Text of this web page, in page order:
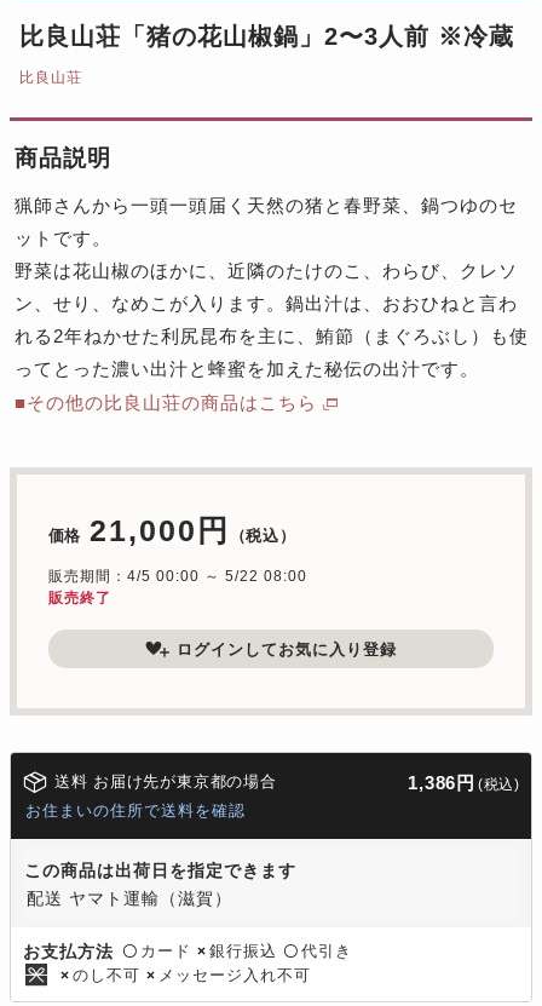
比良山荘「猪の花山椒鍋」2〜3人前 ※冷蔵
比良山荘
商品説明
猟師さんから一頭一頭届く天然の猪と春野菜、鍋つゆのセ
ットです。
野菜は花山椒のほかに、近隣のたけのこ、わらび、クレソ
ン、せり、なめこが入ります。鍋出汁は、おおひねと言わ
れる2年ねかせた利尻昆布を主に、鮪節（まぐろぶし）も使
ってとった濃い出汁と蜂蜜を加えた秘伝の出汁です。
■その他の比良山荘の商品はこちら
価格 21,000円 （税込）
販売期間：4/5 00:00 ～ 5/22 08:00
販売終了
ログインしてお気に入り登録
送料 お届け先が東京都の場合 1,386円 (税込)
お住まいの住所で送料を確認
この商品は出荷日を指定できます
配送 ヤマト運輸（滋賀）
お支払方法 〇 カード × 銀行振込 〇 代引き
× のし不可 × メッセージ入れ不可